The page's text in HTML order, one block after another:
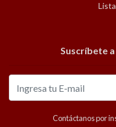
Suscríbete
Contáctanos por